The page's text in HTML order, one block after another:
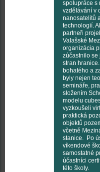
spolupráce s
vzdělávání v
nanosatelitů
technologií.
partneři
Valašské
organizácia
zúčastnilo se
stran
bohatého a
byly nejen
semináře,
složením
modelu
vyzkoušeli
praktická
objektů
včetně
stanice. Po
víkendové
samostatné
účastníci
této školy.